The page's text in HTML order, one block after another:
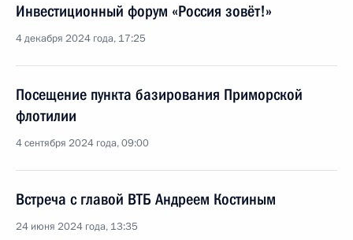
Инвестиционный форум «Россия зовёт!»
4 декабря 2024 года, 17:25
Посещение пункта базирования Приморской
флотилии
4 сентября 2024 года, 09:00
Встреча с главой ВТБ Андреем Костиным
24 июня 2024 года, 13:35